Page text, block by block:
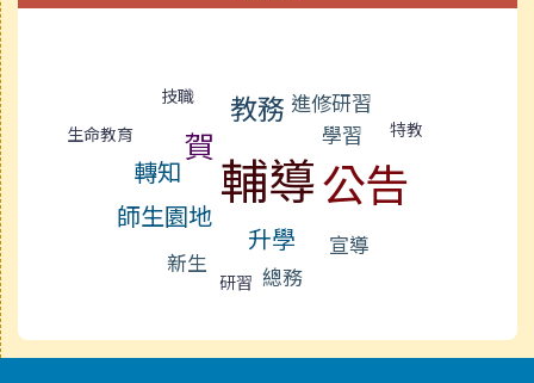
技職 教務 進修研習
生命教育 賀 學習 特教
轉知 輔導公告
師生園地
升學
新生
宣導
研習 總務